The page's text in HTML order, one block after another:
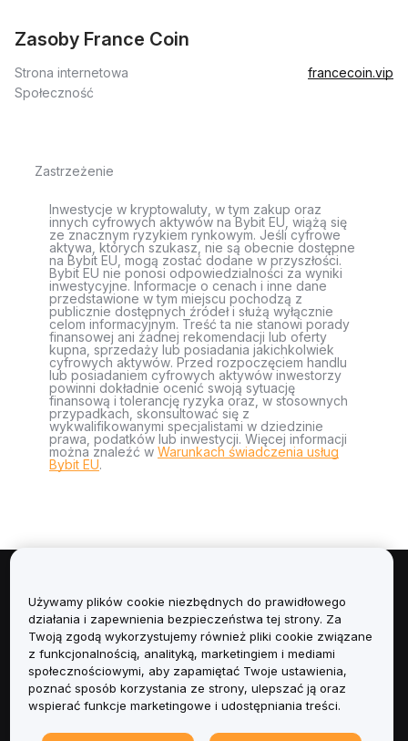
Zasoby France Coin
Strona internetowa
francecoin.vip
Społeczność
Zastrzeżenie
Inwestycje w kryptowaluty, w tym zakup oraz
innych cyfrowych aktywów na Bybit EU, wiążą się
ze znacznym ryzykiem rynkowym. Jeśli cyfrowe
aktywa, których szukasz, nie są obecnie dostępne
na Bybit EU, mogą zostać dodane w przyszłości.
Bybit EU nie ponosi odpowiedzialności za wyniki
inwestycyjne. Informacje o cenach i inne dane
przedstawione w tym miejscu pochodzą z
publicznie dostępnych źródeł i służą wyłącznie
celom informacyjnym. Treść ta nie stanowi porady
finansowej ani żadnej rekomendacji lub oferty
kupna, sprzedaży lub posiadania jakichkolwiek
cyfrowych aktywów. Przed rozpoczęciem handlu
lub posiadaniem cyfrowych aktywów inwestorzy
powinni dokładnie ocenić swoją sytuację
finansową i tolerancję ryzyka oraz, w stosownych
przypadkach, skonsultować się z
wykwalifikowanymi specjalistami w dziedzinie
prawa, podatków lub inwestycji. Więcej informacji
można znaleźć w Warunkach świadczenia usług
Bybit EU.
Informacje
Usługi
Obsługa Klienta
Używamy plików cookie niezbędnych do prawidłowego
działania i zapewnienia bezpieczeństwa tej strony. Za
Twoją zgodą wykorzystujemy również pliki cookie związane
z funkcjonalnością, analityką, marketingiem i mediami
społecznościowymi, aby zapamiętać Twoje ustawienia,
poznać sposób korzystania ze strony, ulepszać ją oraz
wspierać funkcje marketingowe i udostępniania treści.